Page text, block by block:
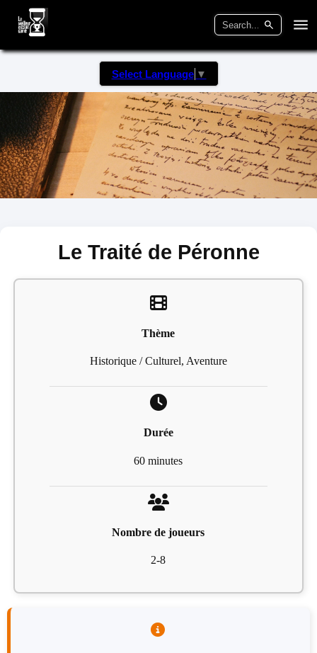
Select Language ▼
Le Traité de Péronne
Thème
Historique / Culturel, Aventure
Durée
60 minutes
Nombre de joueurs
2-8